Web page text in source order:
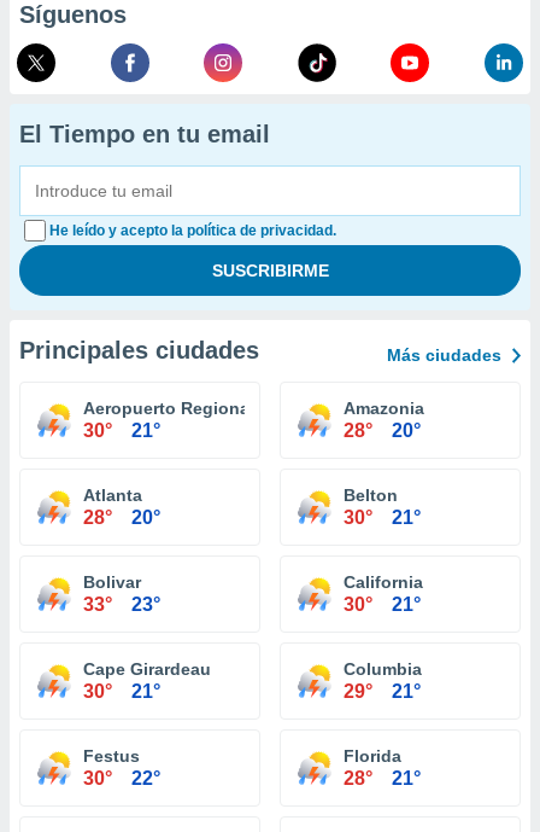
Síguenos
El Tiempo en tu email
He leído y acepto la política de privacidad.
Principales ciudades Más ciudades
Aeropuerto Regional Columbia
30° 21°
Amazonia
28° 20°
Atlanta
28° 20°
Belton
30° 21°
Bolivar
33° 23°
California
30° 21°
Cape Girardeau
30° 21°
Columbia
29° 21°
Festus
30° 22°
Florida
28° 21°